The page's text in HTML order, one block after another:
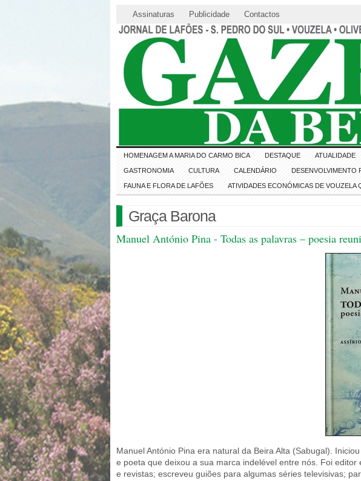
Assinaturas Publicidade Contactos
HOMENAGEM A MARIA DO CARMO BICA DESTAQUE ATUALIDADE
GASTRONOMIA CULTURA CALENDÁRIO DESENVOLVIMENTO
FAUNA E FLORA DE LAFÕES ATIVIDADES ECONÓMICAS DE VOUZELA
Graça Barona
Manuel António Pina - Todas as palavras – poesia
Manuel António Pina era natural da Beira Alta (Sabugal).
e poeta que deixou a sua marca indelével entre nós. Foi
e revistas; escreveu guiões para algumas séries televisivas;